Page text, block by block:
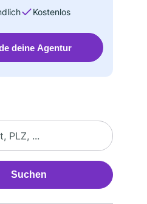
Kostenlos
deine Agentur
Suchen